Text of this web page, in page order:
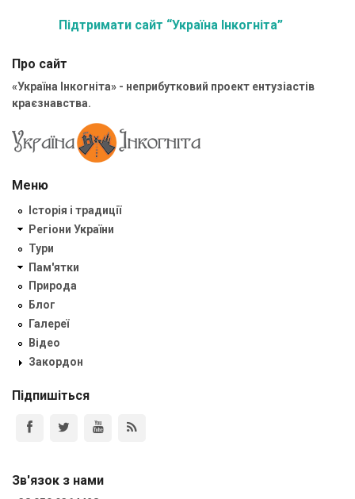
Підтримати сайт “Україна Інкогніта”
Про сайт
«Україна Інкогніта» - неприбутковий проект ентузіастів
краєзнавства.
Меню
Історія і традиції
Регіони України
Тури
Пам'ятки
Природа
Блог
Галереї
Відео
Закордон
Підпишіться
Зв'язок з нами